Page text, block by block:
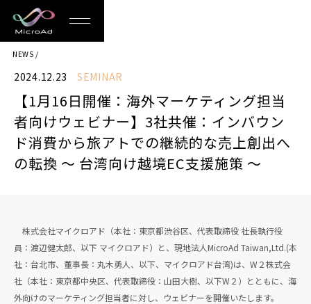
MicroAd
-
Redesigning
the
Future
Life
NEWS
2024.12.23 SEMINAR
【1月16日開催：海外マーケティング担当
者向けウェビナー】3社共催：インバウン
ド消費から旅アトでの継続的な売上創出へ
の転換 ～ 台湾向け越境EC支援施策 ～
株式会社マイクロアド（本社：東京都渋谷区、代表取締役 社長執行役
員：渡辺健太郎、以下 マイクロアド）と、現地法人MicroAd Taiwan,Ltd.(本
社：台北市、董事長：丸木勇人、以下、マイクロアド台湾)は、W２株式会
社（本社：東京都中央区、代表取締役：山田大樹、以下W２）とともに、海
外向けのマーケティング担当者に対し、ウェビナーを開催いたします。